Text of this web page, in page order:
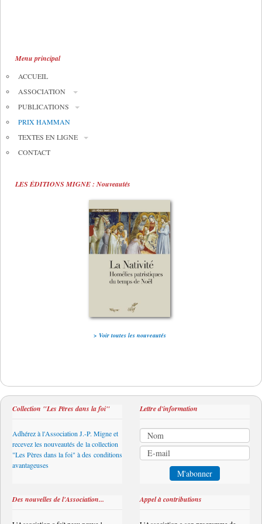
Menu principal
ACCUEIL
ASSOCIATION
PUBLICATIONS
PRIX HAMMAN
TEXTES EN LIGNE
CONTACT
LES ÉDITIONS MIGNE : Nouveautés
> Voir toutes les nouveautés
Collection "Les Pères dans la foi"
Adhérez à l'Association J.-P. Migne et
recevez les nouveautés de la collection
"Les Pères dans la foi" à des conditions
avantageuses
Lettre d'information
Des nouvelles de l'Association... Appel à contributions